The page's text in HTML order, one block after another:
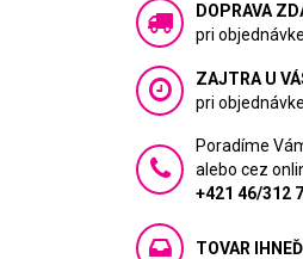
DOPRAVA
pri
ZAJTRA U
pri
Poradíme
alebo cez
+421 46/312
TOVAR